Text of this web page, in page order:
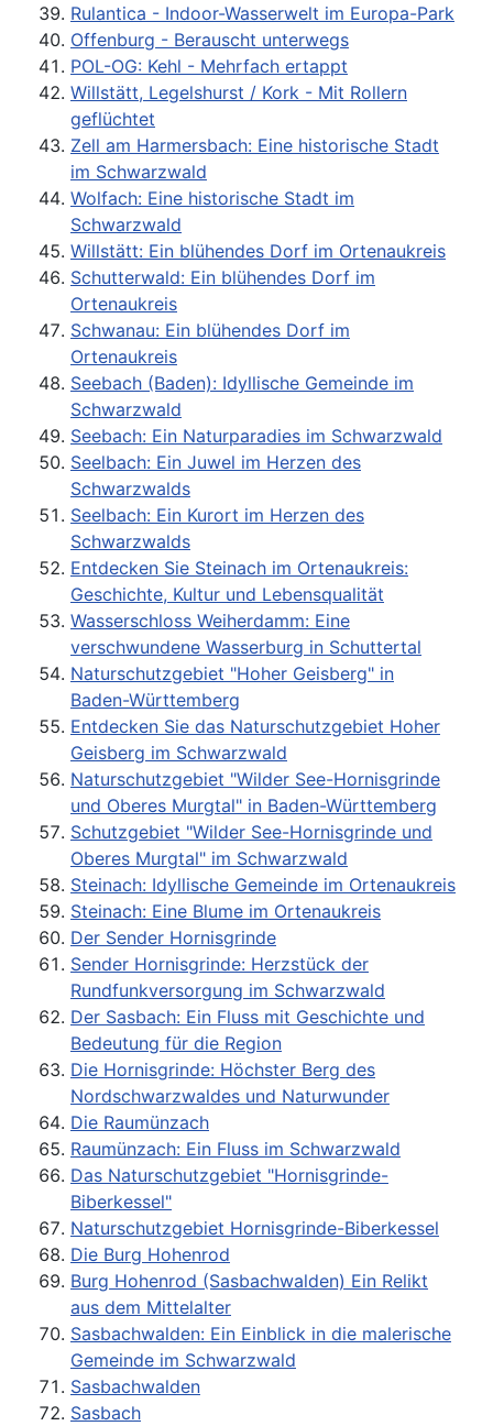
Rulantica - Indoor-Wasserwelt im Europa-Park
Offenburg - Berauscht unterwegs
POL-OG: Kehl - Mehrfach ertappt
Willstätt, Legelshurst / Kork - Mit Rollern
geflüchtet
Zell am Harmersbach: Eine historische Stadt
im Schwarzwald
Wolfach: Eine historische Stadt im
Schwarzwald
Willstätt: Ein blühendes Dorf im Ortenaukreis
Schutterwald: Ein blühendes Dorf im
Ortenaukreis
Schwanau: Ein blühendes Dorf im
Ortenaukreis
Seebach (Baden): Idyllische Gemeinde im
Schwarzwald
Seebach: Ein Naturparadies im Schwarzwald
Seelbach: Ein Juwel im Herzen des
Schwarzwalds
Seelbach: Ein Kurort im Herzen des
Schwarzwalds
Entdecken Sie Steinach im Ortenaukreis:
Geschichte, Kultur und Lebensqualität
Wasserschloss Weiherdamm: Eine
verschwundene Wasserburg in Schuttertal
Naturschutzgebiet "Hoher Geisberg" in
Baden-Württemberg
Entdecken Sie das Naturschutzgebiet Hoher
Geisberg im Schwarzwald
Naturschutzgebiet "Wilder See-Hornisgrinde
und Oberes Murgtal" in Baden-Württemberg
Schutzgebiet "Wilder See-Hornisgrinde und
Oberes Murgtal" im Schwarzwald
Steinach: Idyllische Gemeinde im Ortenaukreis
Steinach: Eine Blume im Ortenaukreis
Der Sender Hornisgrinde
Sender Hornisgrinde: Herzstück der
Rundfunkversorgung im Schwarzwald
Der Sasbach: Ein Fluss mit Geschichte und
Bedeutung für die Region
Die Hornisgrinde: Höchster Berg des
Nordschwarzwaldes und Naturwunder
Die Raumünzach
Raumünzach: Ein Fluss im Schwarzwald
Das Naturschutzgebiet "Hornisgrinde-
Biberkessel"
Naturschutzgebiet Hornisgrinde-Biberkessel
Die Burg Hohenrod
Burg Hohenrod (Sasbachwalden) Ein Relikt
aus dem Mittelalter
Sasbachwalden: Ein Einblick in die malerische
Gemeinde im Schwarzwald
Sasbachwalden
Sasbach